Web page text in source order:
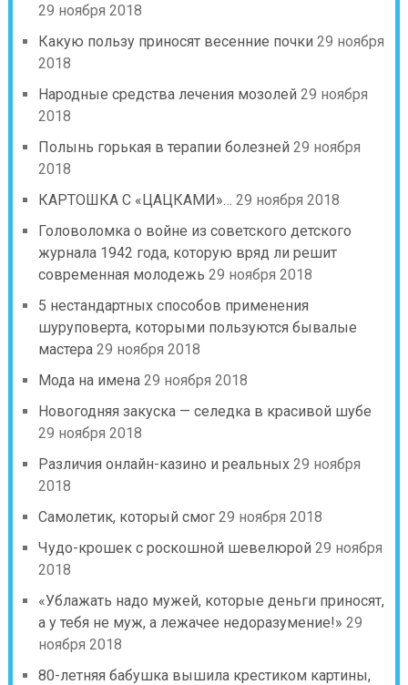
29 ноября 2018
Какую пользу приносят весенние почки 29 ноября
2018
Народные средства лечения мозолей 29 ноября
2018
Полынь горькая в терапии болезней 29 ноября
2018
КАРТОШКА С «ЦАЦКАМИ»… 29 ноября 2018
Головоломка о войне из советского детского
журнала 1942 года, которую вряд ли решит
современная молодежь 29 ноября 2018
5 нестандартных способов применения
шуруповерта, которыми пользуются бывалые
мастера 29 ноября 2018
Мода на имена 29 ноября 2018
Новогодняя закуска — селедка в красивой шубе
29 ноября 2018
Различия онлайн-казино и реальных 29 ноября
2018
Самолетик, который смог 29 ноября 2018
Чудо-крошек с роскошной шевелюрой 29 ноября
2018
«Ублажать надо мужей, которые деньги приносят,
а у тебя не муж, а лежачее недоразумение!» 29
ноября 2018
80-летняя бабушка вышила крестиком картины,